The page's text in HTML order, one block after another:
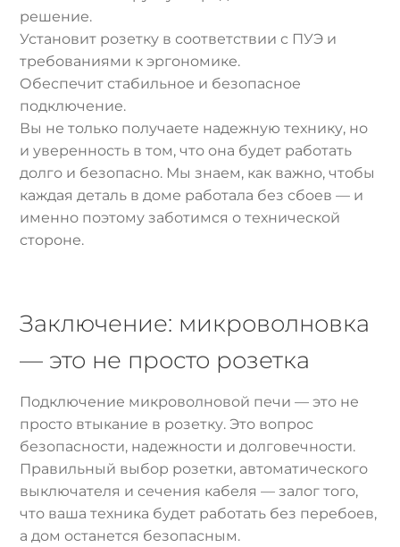
решение.
Установит розетку в соответствии с ПУЭ и
требованиями к эргономике.
Обеспечит стабильное и безопасное
подключение.
Вы не только получаете надежную технику, но
и уверенность в том, что она будет работать
долго и безопасно. Мы знаем, как важно, чтобы
каждая деталь в доме работала без сбоев — и
именно поэтому заботимся о технической
стороне.
Заключение: микроволновка
— это не просто розетка
Подключение микроволновой печи — это не
просто втыкание в розетку. Это вопрос
безопасности, надежности и долговечности.
Правильный выбор розетки, автоматического
выключателя и сечения кабеля — залог того,
что ваша техника будет работать без перебоев,
а дом останется безопасным.